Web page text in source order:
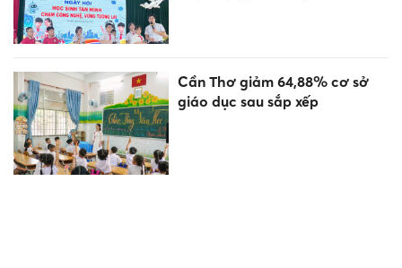
Cần Thơ giảm 64,88% cơ sở
giáo dục sau sắp xếp